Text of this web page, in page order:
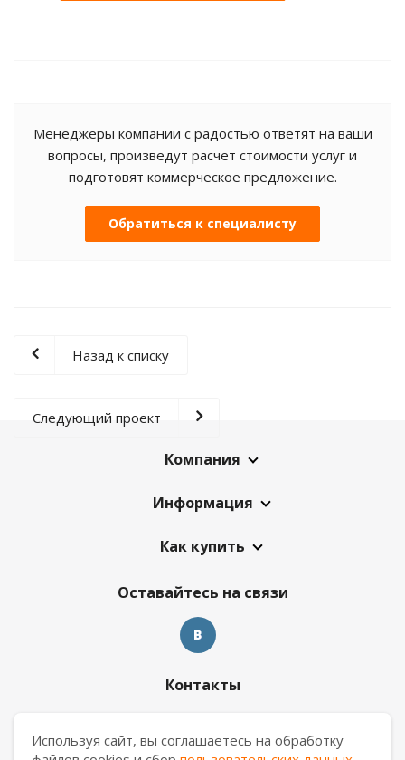
Менеджеры компании с радостью ответят на ваши
вопросы, произведут расчет стоимости услуг и
подготовят коммерческое предложение.
Обратиться к специалисту
Назад к списку
Следующий проект
Компания
Информация
Как купить
Оставайтесь на связи
Контакты
Используя сайт, вы соглашаетесь на обработку